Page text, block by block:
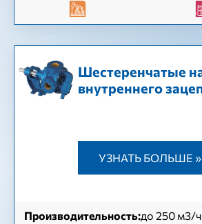
Шестеренчатые
внутреннего
УЗНАТЬ БОЛЬШЕ »
Производительность:до 250 м3/ч